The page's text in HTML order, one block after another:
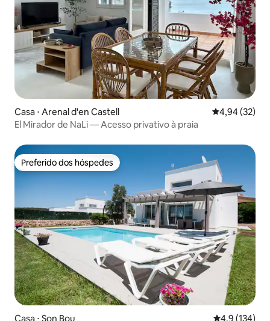
Casa ⋅ Arenal d'en Castell 4,94 de uma
4,94 (32)
El Mirador de NaLi — Acesso privativo à praia
Preferido dos hóspedes
Preferido dos hóspedes
Casa ⋅ Son Bou 4,9 de uma
4,9 (134)